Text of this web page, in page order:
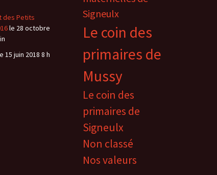
Signeulx
Le coin des
primaires de
Mussy
Le coin des
primaires de
Signeulx
Non classé
Nos valeurs
des Petits
le 28 octobre
15 juin 2018 8 h